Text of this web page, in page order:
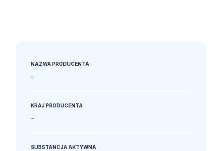
NAZWA PRODUCENTA
-
KRAJ PRODUCENTA
-
SUBSTANCJA AKTYWNA